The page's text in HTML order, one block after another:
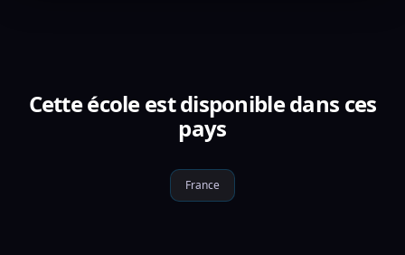
Cette école est disponible dans ces
pays
France